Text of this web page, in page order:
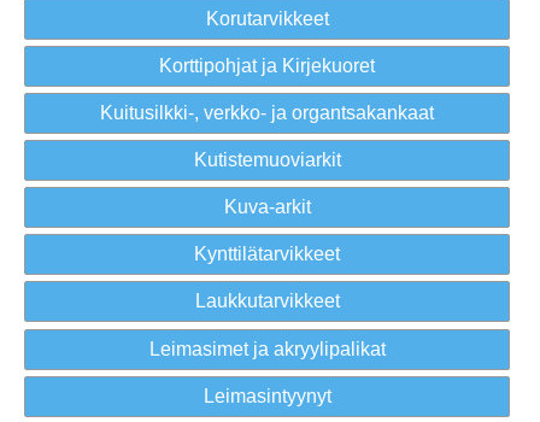
Korutarvikkeet
Korttipohjat ja Kirjekuoret
Kuitusilkki-, verkko- ja organtsakankaat
Kutistemuoviarkit
Kuva-arkit
Kynttilätarvikkeet
Laukkutarvikkeet
Leimasimet ja akryylipalikat
Leimasintyynyt